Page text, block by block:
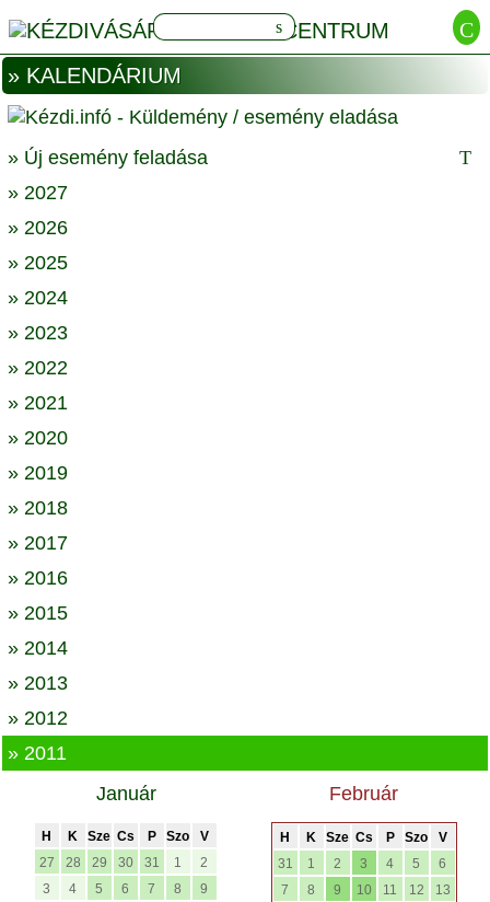
» KALENDÁRIUM
» Új esemény feladása
» 2027
» 2026
» 2025
» 2024
» 2023
» 2022
» 2021
» 2020
» 2019
» 2018
» 2017
» 2016
» 2015
» 2014
» 2013
» 2012
» 2011
Január
H K Sze Cs P Szo
V
27
28 29 30 31 1
2
3
4 5 6 7 8
9
Február
H K Sze Cs P Szo
V
31
1 2 3 4 5
6
7
8 9 10 11 12
13